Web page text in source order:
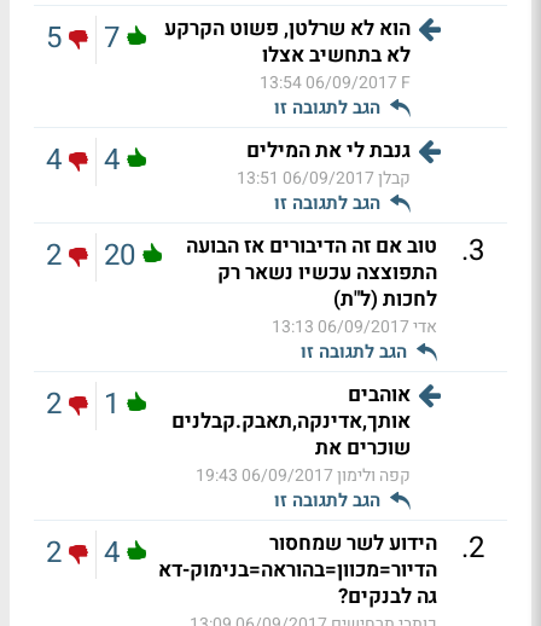
הוא לא שרלטן, פשוט הקרקע
לא בתחשיב אצלו
F
06/09/2017 13:54
הגב לתגובה זו
7
5
גנבת לי את המילים
קבלן06/09/2017 13:51
הגב לתגובה זו
4
4
3
.
טוב אם זה הדיבורים אז הבועה
התפוצצה עכשיו נשאר רק
לחכות (ל"ת)
אדי06/09/2017 13:13
הגב לתגובה זו
20
2
אוהבים
אותך,אדינקה,תאבק.קבלנים
שוכרים את
קפה ולימון06/09/2017 19:43
הגב לתגובה זו
1
2
2
.
הידוע לשר שמחסור
הדיור=מכוון=בהוראה=בנימוק-דא
גה לבנקים?
4
2